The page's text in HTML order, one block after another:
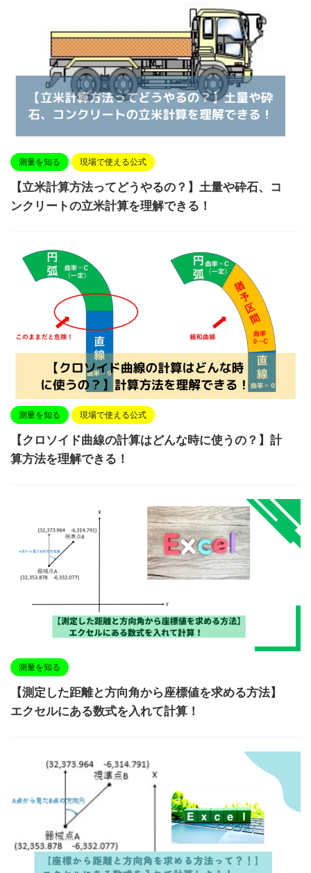
測量を知る 現場で使える公式
【立米計算方法ってどうやるの？】土量や砕石、コ
ンクリートの立米計算を理解できる！
測量を知る 現場で使える公式
【クロソイド曲線の計算はどんな時に使うの？】計
算方法を理解できる！
測量を知る
【測定した距離と方向角から座標値を求める方法】
エクセルにある数式を入れて計算！